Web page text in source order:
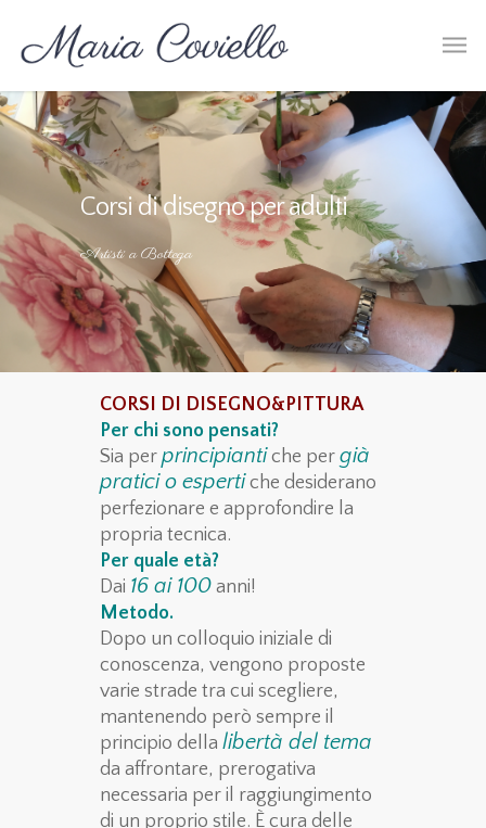
Corsi di disegno per adulti
Artisti a Bottega
CORSI DI DISEGNO&PITTURA
Per chi sono pensati?
Sia per principianti che per già
pratici o esperti che desiderano
perfezionare e approfondire la
propria tecnica.
Per quale età?
Dai 16 ai 100 anni!
Metodo.
Dopo un colloquio iniziale di
conoscenza, vengono proposte
varie strade tra cui scegliere,
mantenendo però sempre il
principio della libertà del tema
da affrontare, prerogativa
necessaria per il raggiungimento
di un proprio stile. È cura delle